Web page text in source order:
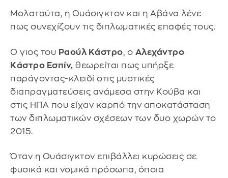
Μολαταύτα, η Ουάσιγκτον και η Αβάνα λένε
πως συνεχίζουν τις διπλωματικές επαφές τους.
Ο γιος του Ραούλ Κάστρο, ο Αλεχάντρο
Κάστρο Εσπίν, θεωρείται πως υπήρξε
παράγοντας-κλειδί στις μυστικές
διαπραγματεύσεις ανάμεσα στην Κούβα και
στις ΗΠΑ που είχαν καρπό την αποκατάσταση
των διπλωματικών σχέσεων των δυο χωρών το
2015.
Όταν η Ουάσιγκτον επιβάλλει κυρώσεις σε
φυσικά και νομικά πρόσωπα, όποια